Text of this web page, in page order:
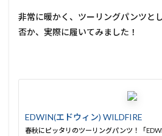
非常に暖かく、ツーリングパンツと
否か、実際に履いてみました！
EDWIN(エドウィン) WILDFIRE
春秋にピッタリのツーリングパンツ！「